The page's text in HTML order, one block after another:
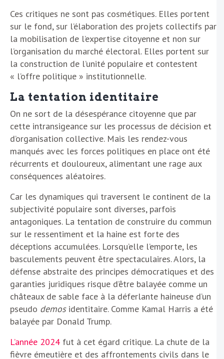
Ces critiques ne sont pas cosmétiques. Elles portent
sur le fond, sur l’élaboration des projets collectifs par
la mobilisation de l’expertise citoyenne et non sur
l’organisation du marché électoral. Elles portent sur
la construction de l’unité populaire et contestent
« l’offre politique » institutionnelle.
La tentation identitaire
On ne sort de la désespérance citoyenne que par
cette intransigeance sur les processus de décision et
d’organisation collective. Mais les rendez-vous
manqués avec les forces politiques en place ont été
récurrents et douloureux, alimentant une rage aux
conséquences aléatoires.
Car les dynamiques qui traversent le continent de la
subjectivité populaire sont diverses, parfois
antagoniques. La tentation de construire du commun
sur le ressentiment et la haine est forte des
déceptions accumulées. Lorsqu’elle l’emporte, les
basculements peuvent être spectaculaires. Alors, la
défense abstraite des principes démocratiques et des
garanties juridiques risque d’être balayée comme un
châteaux de sable face à la déferlante haineuse d’un
pseudo demosidentitaire. Comme Kamal Harris a été
balayée par Donald Trump.
L’année 2024 fut à cet égard critique. La chute de la
fièvre émeutière et des affrontements civils dans le